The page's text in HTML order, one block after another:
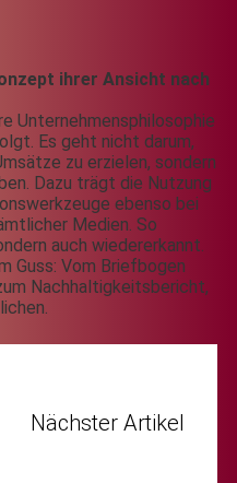
ihrer Ansicht nach
Unternehmensphilosophie
Es geht nicht darum,
zu erzielen, sondern
Dazu trägt die Nutzung
ebenso bei
Medien. So
auch wiedererkannt.
Guss: Vom Briefbogen
Nachhaltigkeitsbericht,
Nächster Artikel